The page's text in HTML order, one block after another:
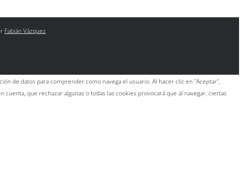
Fabián Vázquez
de datos para comprender como navega el usuario. Al hacer clic en "Aceptar",
que rechazar algunas o todas las cookies provocará que al navegar, ciertas